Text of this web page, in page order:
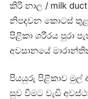
කිරි නාල / milk
නිපදවන කොටස්
පිළිකා ශරීරය පුරා
අවසානයේ
පියයුරු පිළිකාව මුල්
සුව වීමට වැඩි